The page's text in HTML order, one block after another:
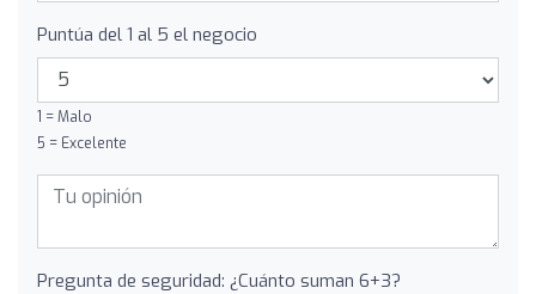
Puntúa del 1 al 5 el negocio
1 = Malo
5 = Excelente
Pregunta de seguridad: ¿Cuánto suman 6+3?